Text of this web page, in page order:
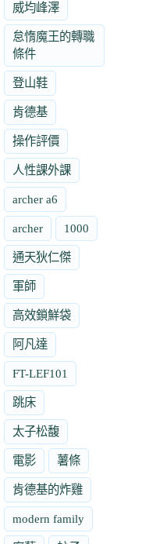
威均峰澤
怠惰魔王的轉職
條件
登山鞋
肯德基
操作評價
人性課外課
archer a6
archer 1000
通天狄仁傑
軍師
高效鎖鮮袋
阿凡達
FT-LEF101
跳床
太子松馥
電影 薯條
肯德基的炸雞
modern family